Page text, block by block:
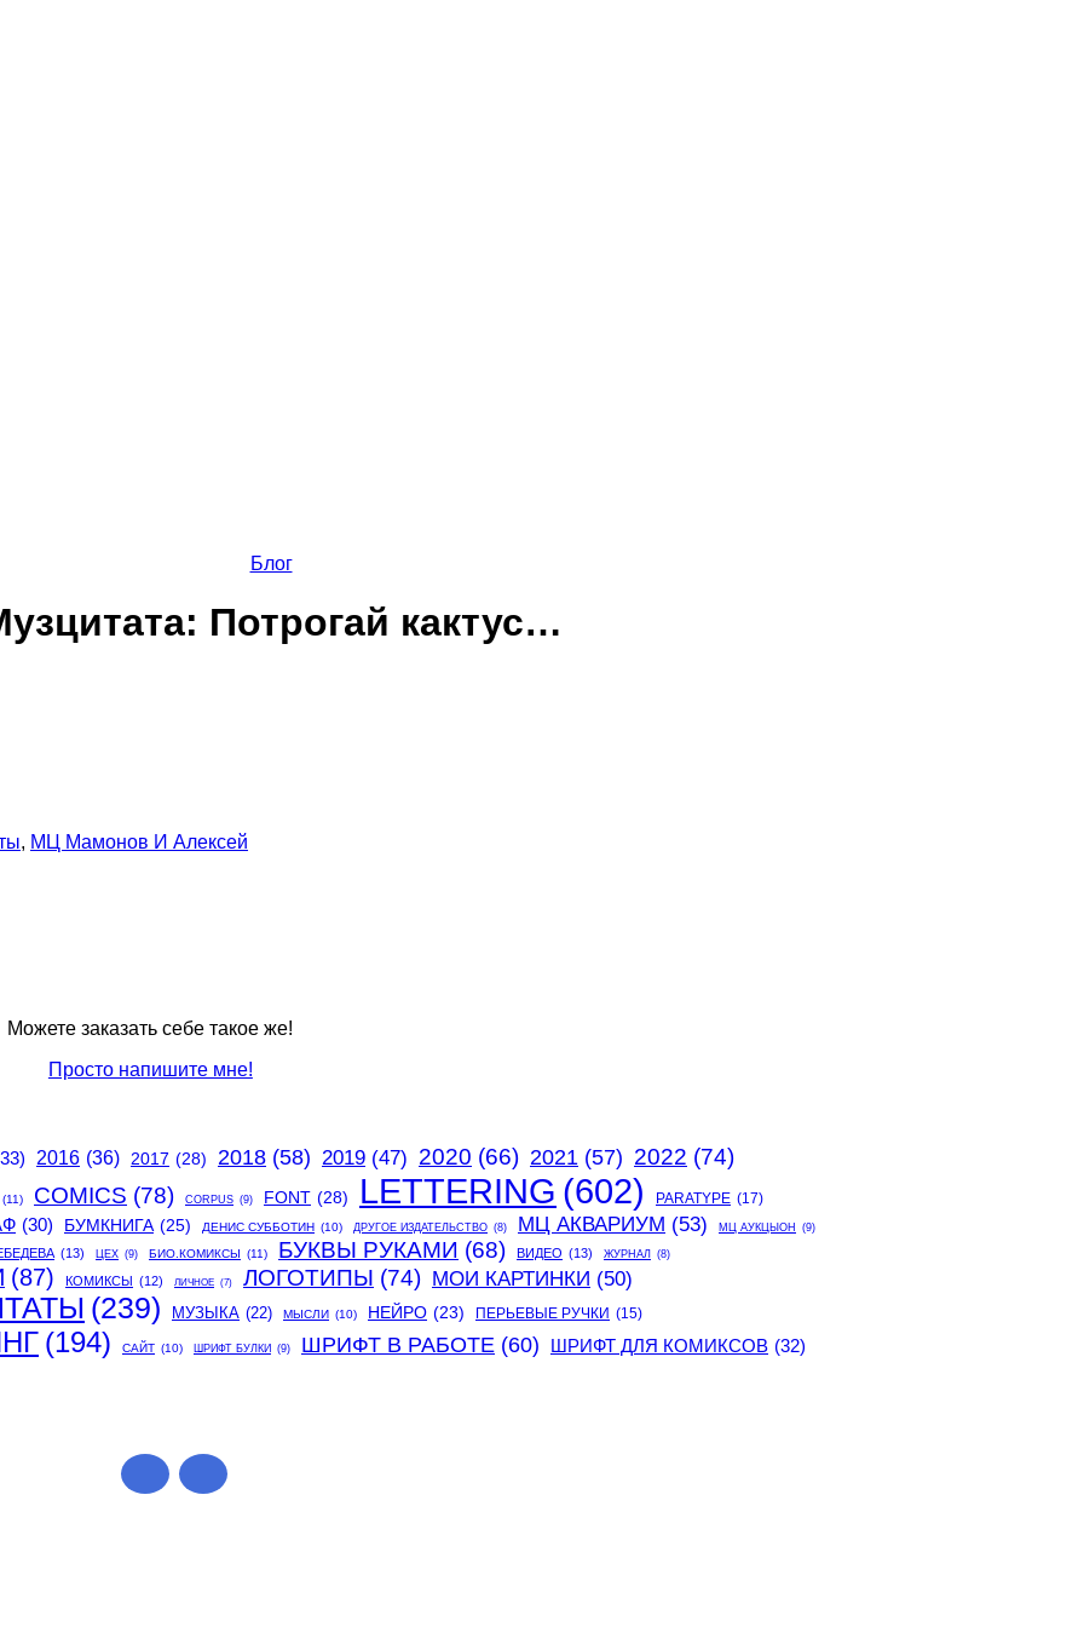
Блог
Потрогай кактус…
, МЦ Мамонов И Алексей
Можете заказать себе такое же!
Просто напишите мне!
2016 (36) 2017 (28) 2018 (58) 2019 (47) 2020 (66) 2021 (57) 2022 (74)
(11) COMICS (78) CORPUS (9) FONT (28) LETTERING (602) PARATYPE (17)
(30) БУМКНИГА (25) ДЕНИС СУББОТИН (10) ДРУГОЕ ИЗДАТЕЛЬСТВО (8) МЦ АКВАРИУМ (53) МЦ АУКЦЫОН (9)
(13) ЦЕХ (9) БИО.КОМИКСЫ (11) БУКВЫ РУКАМИ (68) ВИДЕО (13) ЖУРНАЛ (8)
(87) КОМИКСЫ (12) ЛИЧНОЕ (7) ЛОГОТИПЫ (74) МОИ КАРТИНКИ (50)
(239) МУЗЫКА (22) МЫСЛИ (10) НЕЙРО (23) ПЕРЬЕВЫЕ РУЧКИ (15)
(194) САЙТ (10) ШРИФТ БУЛКИ (9) ШРИФТ В РАБОТЕ (60) ШРИФТ ДЛЯ КОМИКСОВ (32)